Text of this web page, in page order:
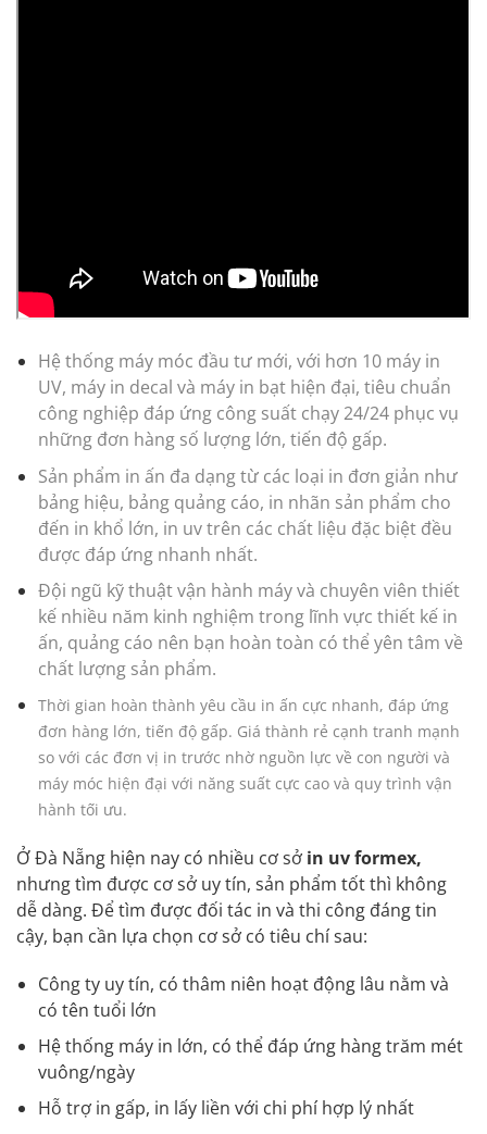
Hệ thống máy móc đầu tư mới, với hơn 10 máy in
UV, máy in decal và máy in bạt hiện đại, tiêu chuẩn
công nghiệp đáp ứng công suất chạy 24/24 phục vụ
những đơn hàng số lượng lớn, tiến độ gấp.
Sản phẩm in ấn đa dạng từ các loại in đơn giản như
bảng hiệu, bảng quảng cáo, in nhãn sản phẩm cho
đến in khổ lớn, in uv trên các chất liệu đặc biệt đều
được đáp ứng nhanh nhất.
Đội ngũ kỹ thuật vận hành máy và chuyên viên thiết
kế nhiều năm kinh nghiệm trong lĩnh vực thiết kế in
ấn, quảng cáo nên bạn hoàn toàn có thể yên tâm về
chất lượng sản phẩm.
Thời gian hoàn thành yêu cầu in ấn cực nhanh, đáp ứng
đơn hàng lớn, tiến độ gấp. Giá thành rẻ cạnh tranh mạnh
so với các đơn vị in trước nhờ nguồn lực về con người và
máy móc hiện đại với năng suất cực cao và quy trình vận
hành tối ưu.
Ở Đà Nẵng hiện nay có nhiều cơ sở in uv formex,
nhưng tìm được cơ sở uy tín, sản phẩm tốt thì không
dễ dàng. Để tìm được đối tác in và thi công đáng tin
cậy, bạn cần lựa chọn cơ sở có tiêu chí sau:
Công ty uy tín, có thâm niên hoạt động lâu nằm và
có tên tuổi lớn
Hệ thống máy in lớn, có thể đáp ứng hàng trăm mét
vuông/ngày
Hỗ trợ in gấp, in lấy liền với chi phí hợp lý nhất